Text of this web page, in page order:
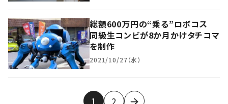
総額600万円の“乗る”ロボコス
同級生コンビが8か月かけタチコマ
を制作
2021/10/27（水）
1 2